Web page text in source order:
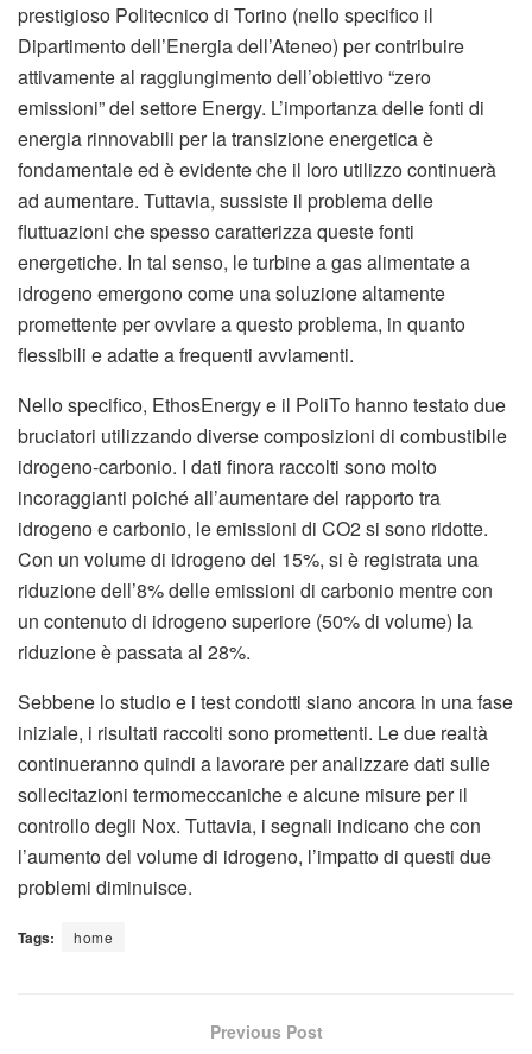
prestigioso Politecnico di Torino (nello specifico il
Dipartimento dell’Energia dell’Ateneo) per contribuire
attivamente al raggiungimento dell’obiettivo “zero
emissioni” del settore Energy. L’importanza delle fonti di
energia rinnovabili per la transizione energetica è
fondamentale ed è evidente che il loro utilizzo continuerà
ad aumentare. Tuttavia, sussiste il problema delle
fluttuazioni che spesso caratterizza queste fonti
energetiche. In tal senso, le turbine a gas alimentate a
idrogeno emergono come una soluzione altamente
promettente per ovviare a questo problema, in quanto
flessibili e adatte a frequenti avviamenti.
Nello specifico, EthosEnergy e il PoliTo hanno testato due
bruciatori utilizzando diverse composizioni di combustibile
idrogeno-carbonio. I dati finora raccolti sono molto
incoraggianti poiché all’aumentare del rapporto tra
idrogeno e carbonio, le emissioni di CO2 si sono ridotte.
Con un volume di idrogeno del 15%, si è registrata una
riduzione dell’8% delle emissioni di carbonio mentre con
un contenuto di idrogeno superiore (50% di volume) la
riduzione è passata al 28%.
Sebbene lo studio e i test condotti siano ancora in una fase
iniziale, i risultati raccolti sono promettenti. Le due realtà
continueranno quindi a lavorare per analizzare dati sulle
sollecitazioni termomeccaniche e alcune misure per il
controllo degli Nox. Tuttavia, i segnali indicano che con
l’aumento del volume di idrogeno, l’impatto di questi due
problemi diminuisce.
Tags: home
Previous Post